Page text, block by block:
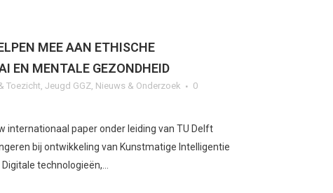
MEE AAN ETHISCHE
EN MENTALE GEZONDHEID
Toezicht, Jeugd GGZ, Nieuws & Onderzoek
0
internationaal paper onder leiding van TU Delft
bij ontwikkeling van Kunstmatige Intelligentie
technologieën,...